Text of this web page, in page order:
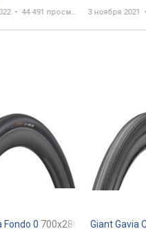
44 491 просмотр 3 ноября 2021
700x25C
Fondo 0 700x28C Giant Gavia